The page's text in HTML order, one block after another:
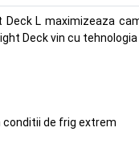
Deck L maximizeaza
Deck vin cu
conditii de frig extrem